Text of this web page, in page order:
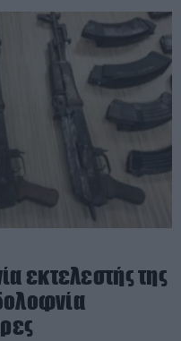
εκτελεστής της